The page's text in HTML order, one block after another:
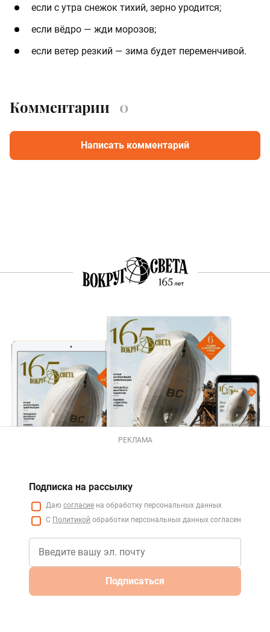
если с утра снежок тихий, зерно уродится;
если вёдро — жди морозов;
если ветер резкий — зима будет переменчивой.
Комментарии 0
Написать комментарий
РЕКЛАМА
Подписка на рассылку
Даю согласие на обработку персональных данных
С Политикой обработки персональных данных согласен
Подписаться